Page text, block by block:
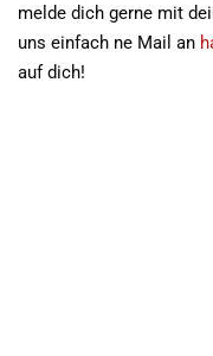
melde dich gerne mit
uns einfach ne Mail an
auf dich!